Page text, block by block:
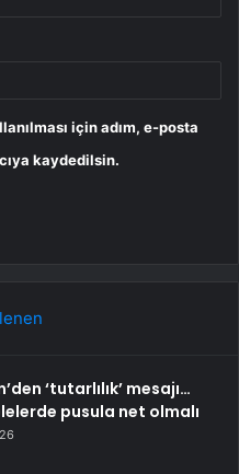
için adım, e-posta
kaydedilsin.
‘tutarlılık’ mesajı…
pusula net olmalı